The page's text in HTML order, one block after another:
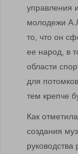
управления
молодежи
то, что он
ее народ, в
области
для
тем крепче
Как
создания
руководства